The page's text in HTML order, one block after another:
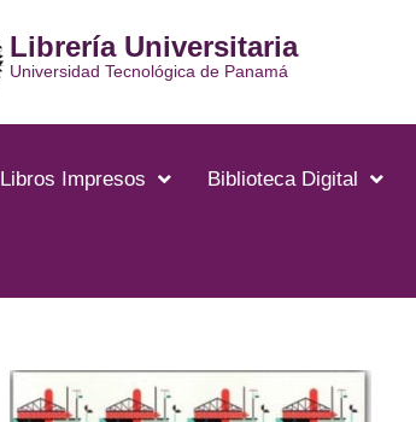
Librería Universitaria
Universidad Tecnológica de Panamá
Libros Impresos Biblioteca Digital